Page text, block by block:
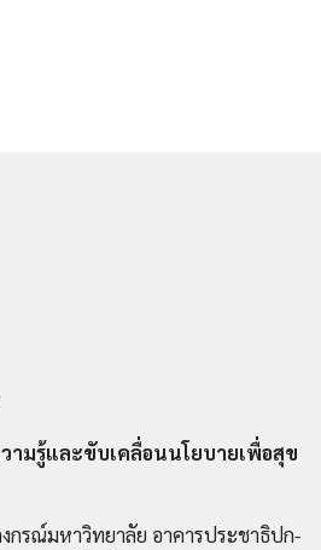
มรู้และขับเคลื่อนนโยบายเพื่อสุข
กรณ์มหาวิทยาลัย อาคารประชาธิปก-